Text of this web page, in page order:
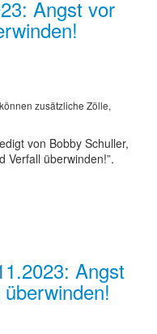
Angst vor
zusätzliche Zölle,
von Bobby Schuller,
Verfall überwinden!”.
Angst